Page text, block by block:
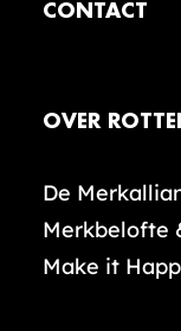
CONTACT
OVER
De
Merkbelofte
Make it